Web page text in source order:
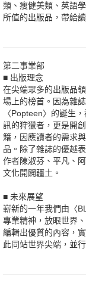
類、瘦健美類、英語
所值的出版品，帶給
第二事業部
■ 出版理念
在尖端眾多的出版品
場上的榜首。因為雜
〈Popteen〉的誕生
訊的狩獵者，更是開
籍，因應讀者的需求
品。除了雜誌的優越
作者陳淑芬、平凡、
文化開闢疆土。
■ 未來展望
嶄新的一年我們由〈
專業精神，放眼世界
編輯出優質的內容，
此同站世界尖端，並